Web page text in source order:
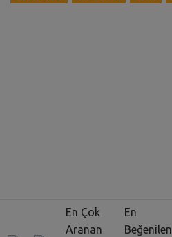
En Çok
Aranan
En
Beğenilen